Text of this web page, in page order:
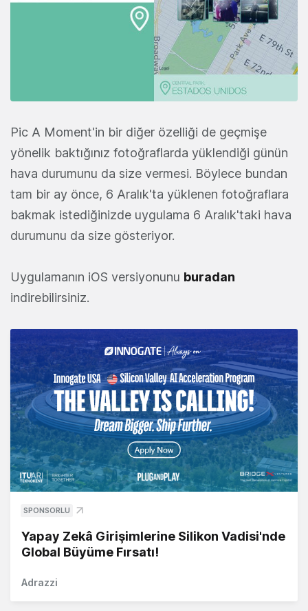
Pic A Moment'in bir diğer özelliği de geçmişe
yönelik baktığınız fotoğraflarda yüklendiği günün
hava durumunu da size vermesi. Böylece bundan
tam bir ay önce, 6 Aralık'ta yüklenen fotoğraflara
bakmak istediğinizde uygulama 6 Aralık'taki hava
durumunu da size gösteriyor.
Uygulamanın iOS versiyonunu buradan
indirebilirsiniz.
SPONSORLU
Yapay Zekâ Girişimlerine Silikon Vadisi'nde
Global Büyüme Fırsatı!
Adrazzi